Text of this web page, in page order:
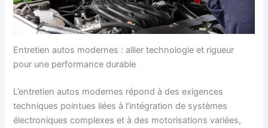
Entretien autos modernes : allier technologie et rigueur
pour une performance durable
L’entretien autos modernes répond à des exigences
techniques pointues liées à l’intégration de systèmes
électroniques complexes et à des motorisations variées,